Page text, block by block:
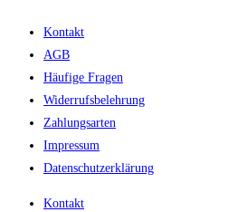
Kontakt
AGB
Häufige Fragen
Widerrufsbelehrung
Zahlungsarten
Impressum
Datenschutzerklärung
Kontakt